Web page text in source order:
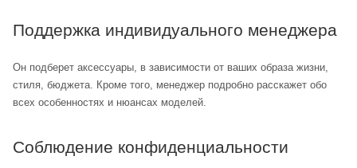
Поддержка индивидуального менеджера
Он подберет аксессуары, в зависимости от ваших образа жизни,
стиля, бюджета. Кроме того, менеджер подробно расскажет обо
всех особенностях и нюансах моделей.
Соблюдение конфиденциальности